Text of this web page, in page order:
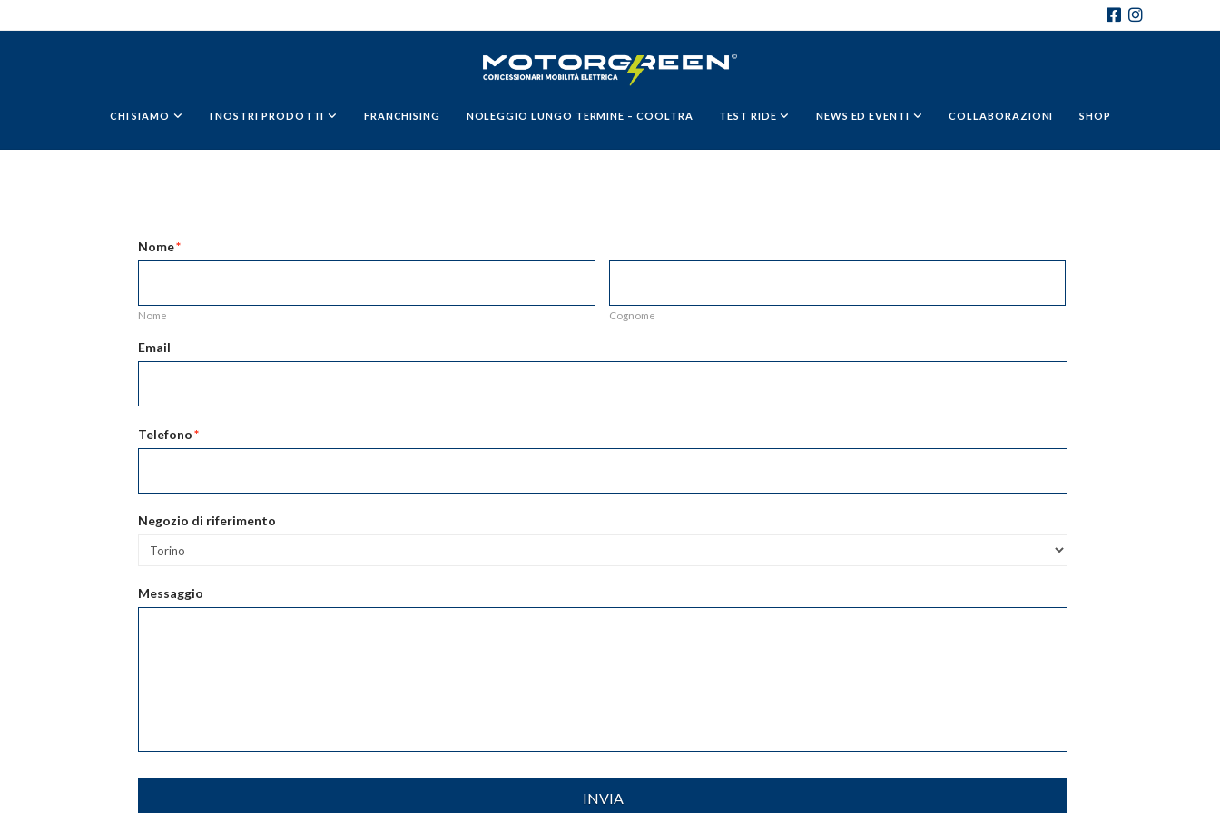
CHI SIAMO I NOSTRI PRODOTTI FRANCHISING NOLEGGIO LUNGO TERMINE – COOLTRA TEST RIDE NEWS ED EVENTI COLLABORAZIONI SHOP
Nome*
Nome Cognome
Email
Telefono*
Negozio di riferimento
Messaggio
CAPTCHA